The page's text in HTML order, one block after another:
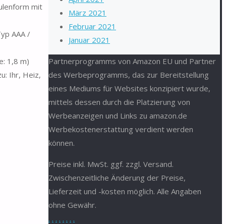
mit
AAA /
1,8 m)
Ihr, Heiz,
März 2021
Februar 2021
Januar 2021
Partnerprogramms von Amazon EU und Partner
des Werbeprogramms, das zur Bereitstellung
eines Mediums für Websites konzipiert wurde,
mittels dessen durch die Platzierung von
Werbeanzeigen und Links zu amazon.de
Werbekostenerstattung verdient werden
können.
Preise inkl. MwSt. ggf. zzgl. Versand.
Zwischenzeitliche Änderung der Preise,
Lieferzeit und -kosten möglich. Alle Angaben
ohne Gewähr.
. . . . . . . .